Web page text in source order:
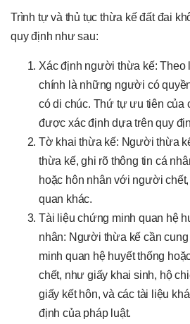
Trình tự và thủ tục thừa kế đất đai
quy định như sau:
Xác định người thừa kế: Theo
chính là những người có
có di chúc. Thứ tự ưu tiên của
được xác định dựa trên quy
Tờ khai thừa kế: Người thừa
thừa kế, ghi rõ thông tin cá
hoặc hôn nhân với người
quan khác.
Tài liệu chứng minh quan hệ
nhân: Người thừa kế cần
minh quan hệ huyết thống
chết, như giấy khai sinh, hộ
giấy kết hôn, và các tài liệu
định của pháp luật.